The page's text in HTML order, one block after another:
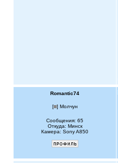
Romantic74
[ ] Молчун
Сообщения: 65
Откуда: Минск
Камера: Sony A850